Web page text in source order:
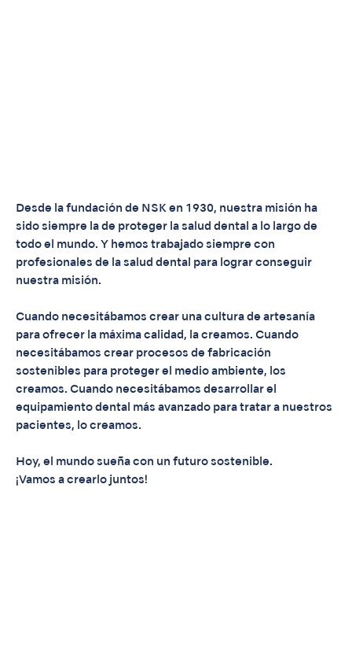
Desde la fundación de NSK en 1930, nuestra misión ha
sido siempre la de proteger la salud dental a lo largo de
todo el mundo. Y hemos trabajado siempre con
profesionales de la salud dental para lograr conseguir
nuestra misión.
Cuando necesitábamos crear una cultura de artesanía
para ofrecer la máxima calidad, la creamos. Cuando
necesitábamos crear procesos de fabricación
sostenibles para proteger el medio ambiente, los
creamos. Cuando necesitábamos desarrollar el
equipamiento dental más avanzado para tratar a nuestros
pacientes, lo creamos.
Hoy, el mundo sueña con un futuro sostenible.
¡Vamos a crearlo juntos!